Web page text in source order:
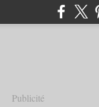
Publicité